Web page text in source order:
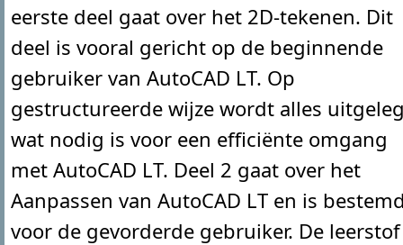
eerste deel gaat over het 2D-tekenen. Dit
deel is vooral gericht op de beginnende
gebruiker van AutoCAD LT. Op
gestructureerde wijze wordt alles
wat nodig is voor een efficiënte omgang
met AutoCAD LT. Deel 2 gaat over het
Aanpassen van AutoCAD LT en is
voor de gevorderde gebruiker. De leerstof